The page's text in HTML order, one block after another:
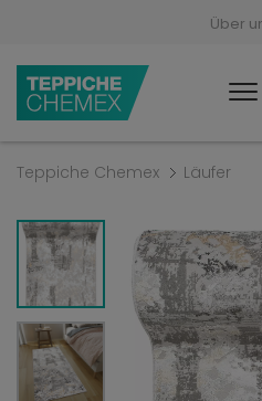
Über
Teppiche Chemex Läufer